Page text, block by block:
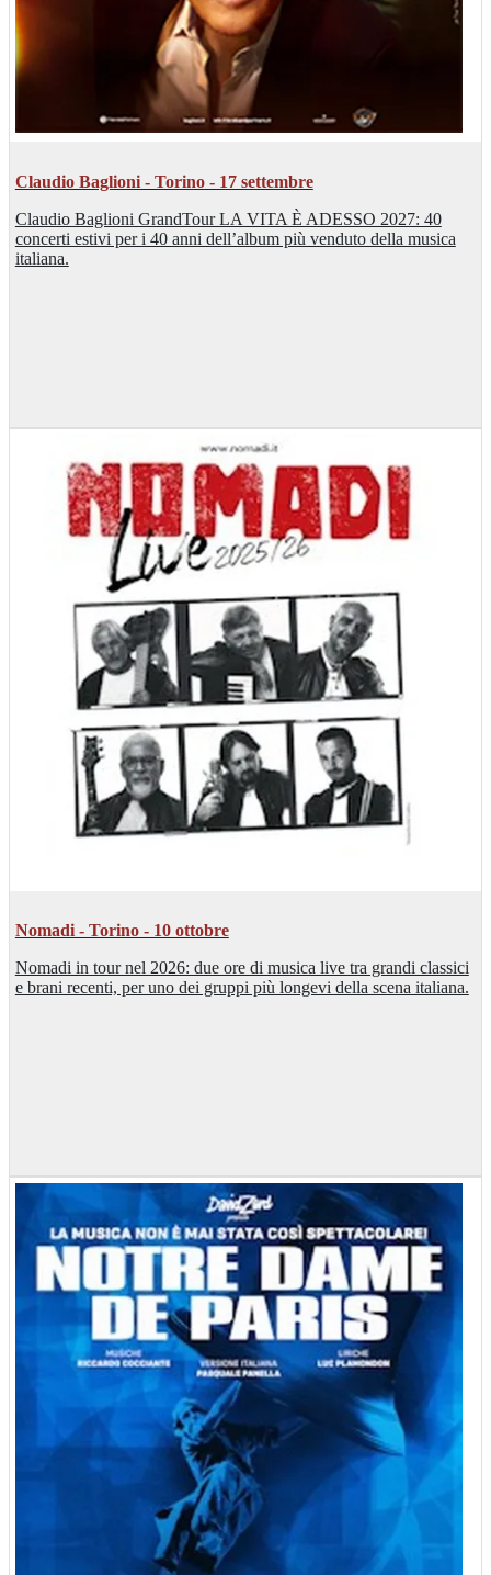
Claudio Baglioni - Torino - 17 settembre
Claudio Baglioni GrandTour LA VITA È ADESSO 2027: 40
concerti estivi per i 40 anni dell’album più venduto della musica
italiana.
Nomadi - Torino - 10 ottobre
Nomadi in tour nel 2026: due ore di musica live tra grandi classici
e brani recenti, per uno dei gruppi più longevi della scena italiana.